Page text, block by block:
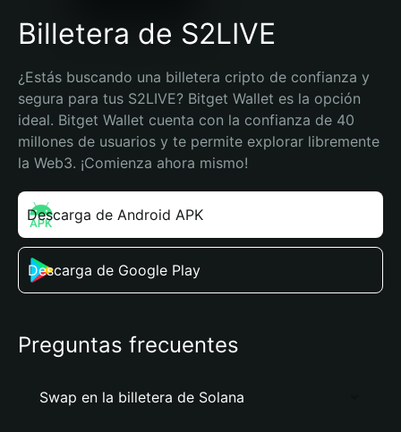
Billetera de S2LIVE
¿Estás buscando una billetera cripto de confianza y
segura para tus S2LIVE? Bitget Wallet es la opción
ideal. Bitget Wallet cuenta con la confianza de 40
millones de usuarios y te permite explorar libremente
la Web3. ¡Comienza ahora mismo!
Descarga de Android APK
Descarga de Google Play
Preguntas frecuentes
Swap en la billetera de Solana